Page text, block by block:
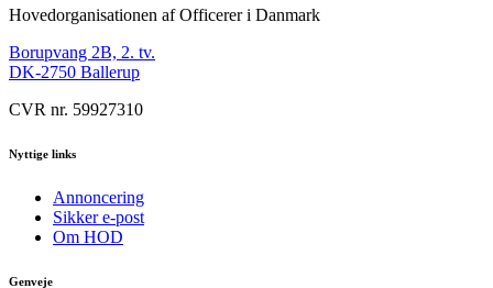
Hovedorganisationen af Officerer i Danmark
Borupvang 2B, 2. tv.
DK-2750 Ballerup
CVR nr. 59927310
Nyttige links
Annoncering
Sikker e-post
Om HOD
Genveje